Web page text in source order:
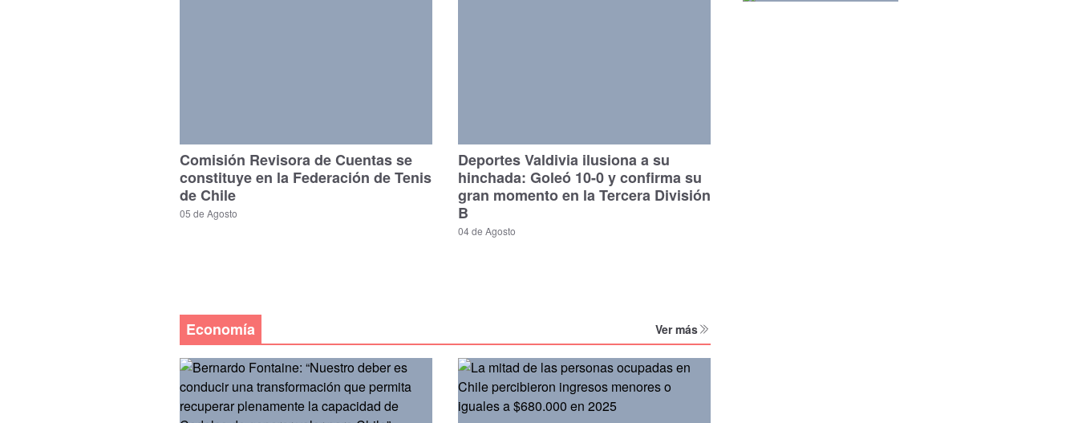
Comisión Revisora de Cuentas se
constituye en la Federación de Tenis
de Chile
05 de Agosto
Deportes Valdivia ilusiona a su
hinchada: Goleó 10-0 y confirma su
gran momento en la Tercera División
B
04 de Agosto
Economía Ver más